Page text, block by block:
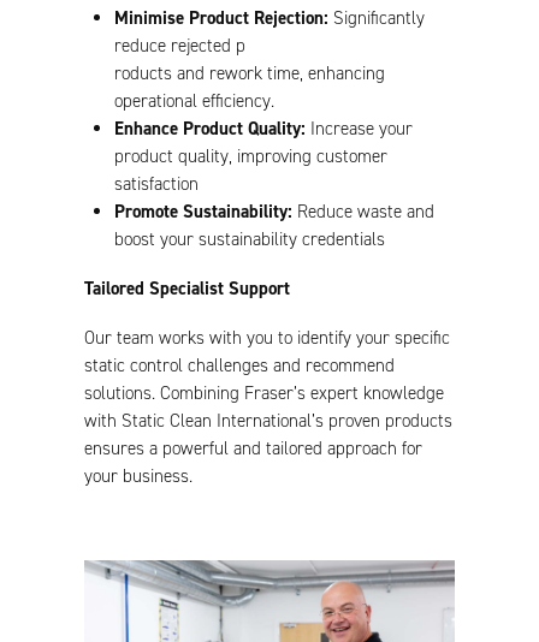
Minimise Product Rejection: Significantly
reduce rejected p
roducts and rework time, enhancing
operational efficiency.
Enhance Product Quality: Increase your
product quality, improving customer
satisfaction
Promote Sustainability: Reduce waste and
boost your sustainability credentials
Tailored Specialist Support
Our team works with you to identify your specific
static control challenges and recommend
solutions. Combining Fraser’s expert knowledge
with Static Clean International’s proven products
ensures a powerful and tailored approach for
your business.